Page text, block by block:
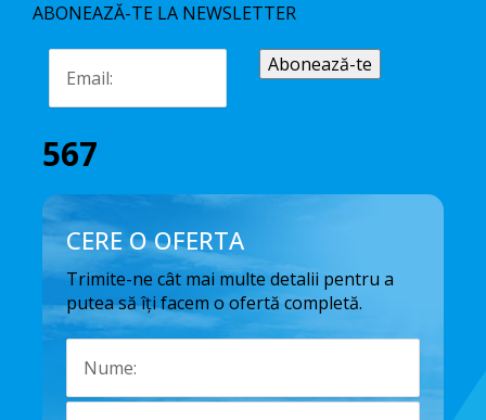
ABONEAZĂ-TE LA NEWSLETTER
567
CERE O OFERTA
Trimite-ne cât mai multe detalii pentru a
putea să îți facem o ofertă completă.